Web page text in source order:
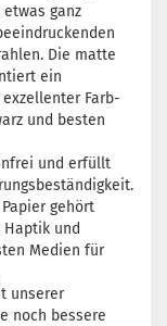
ganz
Die matte
ein
Farb-
und besten
und erfüllt
gehört
und
Medien für
unserer
noch bessere